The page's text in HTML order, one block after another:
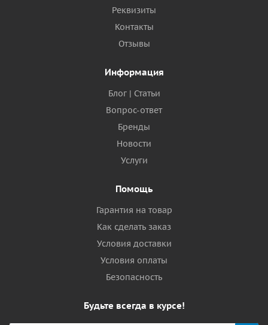
Реквизиты
Контакты
Отзывы
Информация
Блог | Статьи
Вопрос-ответ
Бренды
Новости
Услуги
Помощь
Гарантия на товар
Как сделать заказ
Условия доставки
Условия оплаты
Безопасность
Будьте всегда в курсе!